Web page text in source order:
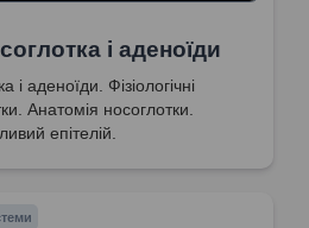
і аденоїди
і аденоїди. Фізіологічні
Анатомія носоглотки.
епітелій.